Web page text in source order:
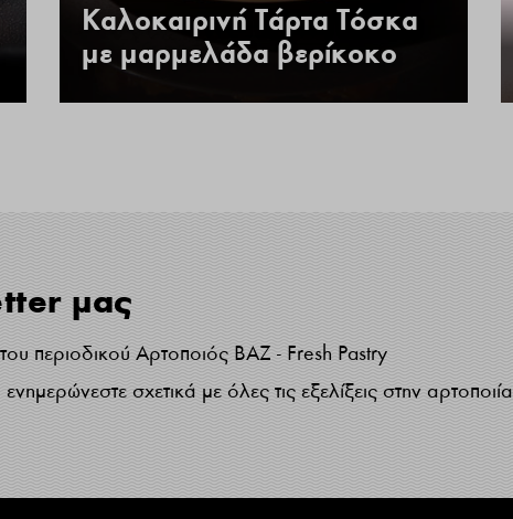
Καλοκαιρινή Τάρτα Τόσκα
με μαρμελάδα βερίκοκο
μας
περιοδικού Αρτοποιός ΒΑΖ - Fresh Pastry
σχετικά με όλες τις εξελίξεις στην αρτοποιία